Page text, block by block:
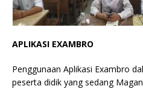
APLIKASI EXAMBRO
Penggunaan Aplikasi Exambro
peserta didik yang sedang